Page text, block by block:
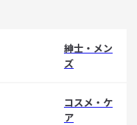
紳士・メン
ズ
コスメ・ケ
ア